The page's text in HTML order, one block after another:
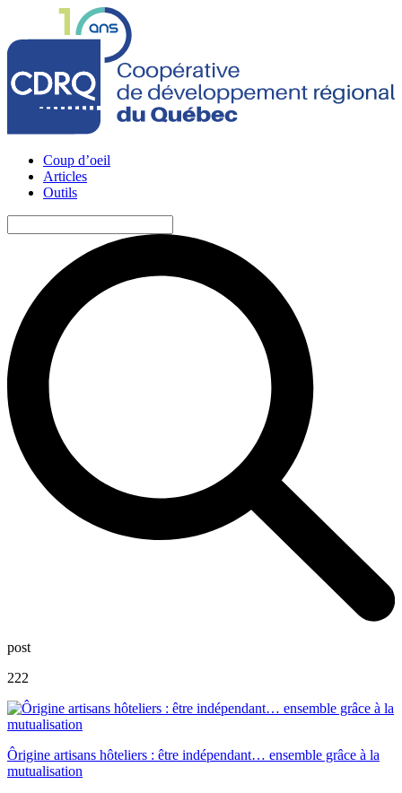
Coup d’oeil
Articles
Outils
post
222
Ôrigine artisans hôteliers : être indépendant… ensemble grâce à la
mutualisation